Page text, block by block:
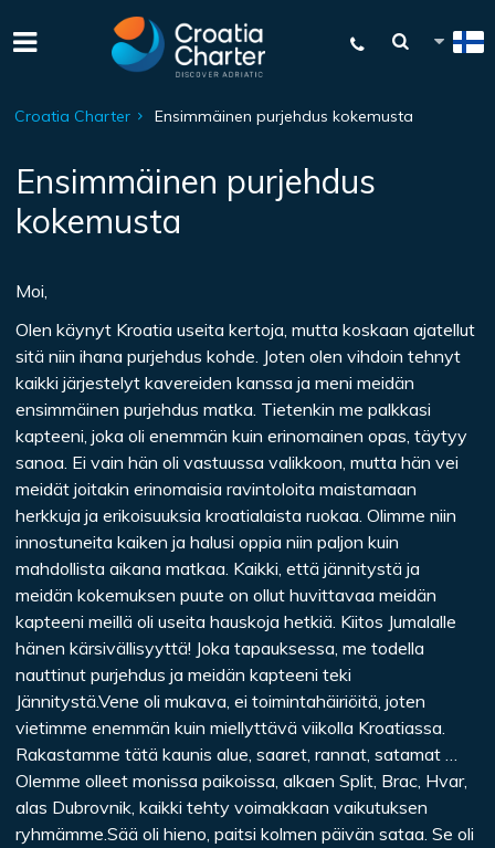
Croatia Charter Ensimmäinen purjehdus kokemusta
Ensimmäinen purjehdus
kokemusta
Moi,
Olen käynyt Kroatia useita kertoja, mutta koskaan ajatellut
sitä niin ihana purjehdus kohde. Joten olen vihdoin tehnyt
kaikki järjestelyt kavereiden kanssa ja meni meidän
ensimmäinen purjehdus matka. Tietenkin me palkkasi
kapteeni, joka oli enemmän kuin erinomainen opas, täytyy
sanoa. Ei vain hän oli vastuussa valikkoon, mutta hän vei
meidät joitakin erinomaisia ​​ravintoloita maistamaan
herkkuja ja erikoisuuksia kroatialaista ruokaa. Olimme niin
innostuneita kaiken ja halusi oppia niin paljon kuin
mahdollista aikana matkaa. Kaikki, että jännitystä ja
meidän kokemuksen puute on ollut huvittavaa meidän
kapteeni meillä oli useita hauskoja hetkiä. Kiitos Jumalalle
hänen kärsivällisyyttä! Joka tapauksessa, me todella
nauttinut purjehdus ja meidän kapteeni teki
Jännitystä.Vene oli mukava, ei toimintahäiriöitä, joten
vietimme enemmän kuin miellyttävä viikolla Kroatiassa.
Rakastamme tätä kaunis alue, saaret, rannat, satamat …
Olemme olleet monissa paikoissa, alkaen Split, Brac, Hvar,
alas Dubrovnik, kaikki tehty voimakkaan vaikutuksen
ryhmämme.Sää oli hieno, paitsi kolmen päivän sataa. Se oli